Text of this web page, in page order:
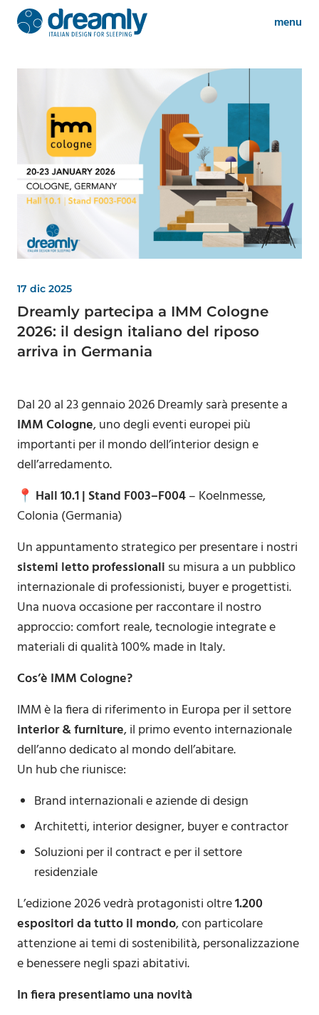
menu
17 dic 2025
Dreamly partecipa a IMM Cologne
2026: il design italiano del riposo
arriva in Germania
Dal 20 al 23 gennaio 2026 Dreamly sarà presente a
IMM Cologne, uno degli eventi europei più
importanti per il mondo dell’interior design e
dell’arredamento.
📍 Hall 10.1 | Stand F003–F004– Koelnmesse,
Colonia (Germania)
Un appuntamento strategico per presentare i nostri
sistemi letto professionali su misura a un pubblico
internazionale di professionisti, buyer e progettisti.
Una nuova occasione per raccontare il nostro
approccio: comfort reale, tecnologie integrate e
materiali di qualità 100% made in Italy.
Cos’è IMM Cologne?
IMM è la fiera di riferimento in Europa per il settore
interior & furniture, il primo evento internazionale
dell’anno dedicato al mondo dell’abitare.
Un hub che riunisce:
Brand internazionali e aziende di design
Architetti, interior designer, buyer e contractor
Soluzioni per il contract e per il settore
residenziale
L’edizione 2026 vedrà protagonisti oltre1.200
espositori da tutto il mondo, con particolare
attenzione ai temi di sostenibilità, personalizzazione
e benessere negli spazi abitativi.
In fiera presentiamo una novità